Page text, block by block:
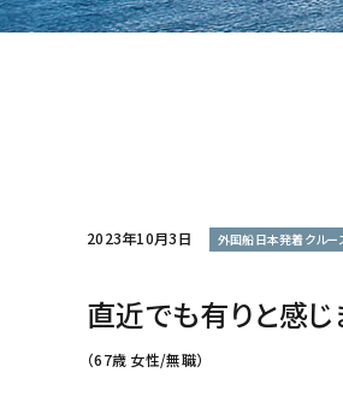
2023年10月3日 外国船日本発着クルー
直近でも有りと感じ
（67歳 女性/無職）